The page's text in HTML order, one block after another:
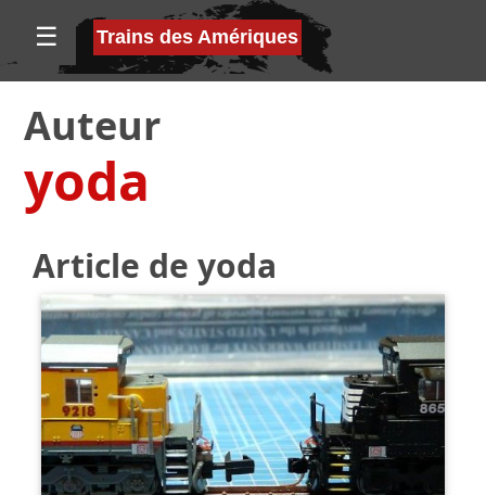
☰ Trains des Amériques
Auteur
yoda
Article de yoda